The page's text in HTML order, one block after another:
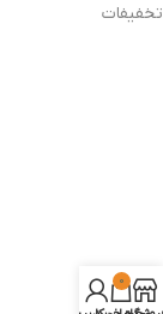
تخفیفات
0